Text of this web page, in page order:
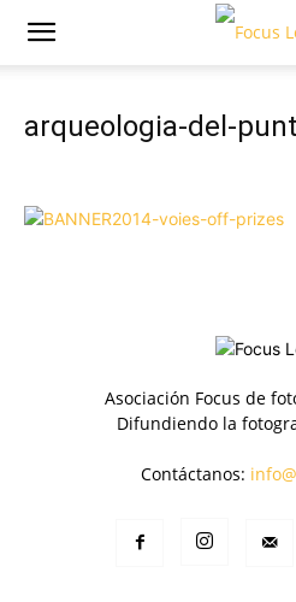
arqueologia-del-
Asociación Focus de
Difundiendo la
Contáctanos: